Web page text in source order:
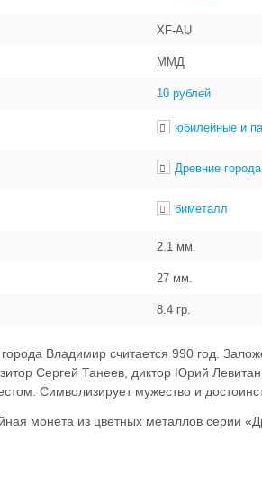
XF-AU
ММД
10 рублей
юбилейные и
Древние
биметалл
2.1 мм.
27 мм.
8.4 гр.
Владимир считается 990 год.
Сергей Танеев, диктор Юрий
Символизирует мужество и
монета из цветных металлов серии